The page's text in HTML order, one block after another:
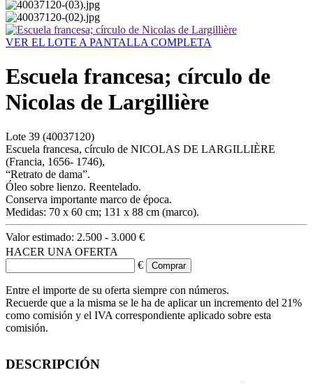
VER EL LOTE A PANTALLA COMPLETA
Escuela francesa; círculo de
Nicolas de Largillière
Lote 39 (40037120)
Escuela francesa, círculo de NICOLAS DE LARGILLIÈRE
(Francia, 1656- 1746),
“Retrato de dama”.
Óleo sobre lienzo. Reentelado.
Conserva importante marco de época.
Medidas: 70 x 60 cm; 131 x 88 cm (marco).
Valor estimado: 2.500 - 3.000 €
HACER UNA OFERTA
€
Entre el importe de su oferta siempre con números.
Recuerde que a la misma se le ha de aplicar un incremento del 21%
como comisión y el IVA correspondiente aplicado sobre esta
comisión.
DESCRIPCIÓN